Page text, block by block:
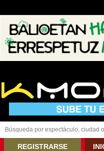
REGISTRARSE